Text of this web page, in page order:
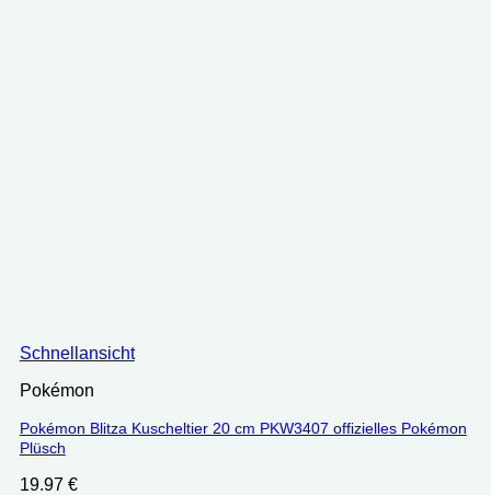
Schnellansicht
Pokémon
Pokémon Blitza Kuscheltier 20 cm PKW3407 offizielles Pokémon
Plüsch
19.97 €